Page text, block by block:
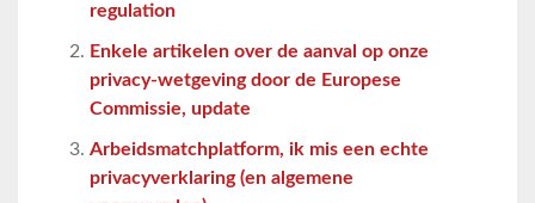
regulation
Enkele artikelen over de aanval op onze
privacy-wetgeving door de Europese
Commissie, update
Arbeidsmatchplatform, ik mis een echte
privacyverklaring (en algemene